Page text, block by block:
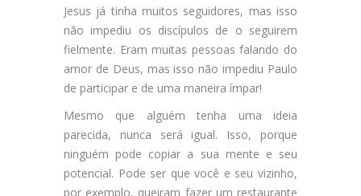
Jesus já tinha muitos seguidores, mas isso
não impediu os discípulos de o seguirem
fielmente. Eram muitas pessoas falando do
amor de Deus, mas isso não impediu Paulo
de participar e de uma maneira ímpar!
Mesmo que alguém tenha uma ideia
parecida, nunca será igual. Isso, porque
ninguém pode copiar a sua mente e seu
potencial. Pode ser que você e seu vizinho,
por exemplo, queiram fazer um restaurante